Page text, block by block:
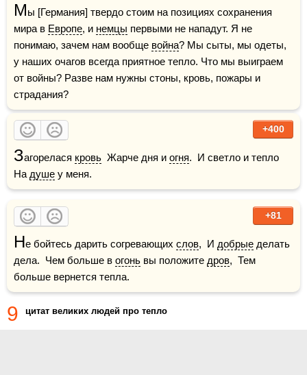
Мы [Германия] твердо стоим на позициях сохранения
мира в Европе, и немцы первыми не нападут. Я не
понимаю, зачем нам вообще война? Мы сыты, мы одеты,
у наших очагов всегда приятное тепло. Что мы выиграем
от войны? Разве нам нужны стоны, кровь, пожары и
страдания?
+400
Загорелася кровь
  Жарче дня и
огня.  И светло и тепло
На душе у меня.
+81
Не бойтесь дарить согревающих слов,  И добрые делать
дела.  Чем больше в огонь вы положите дров,  Тем
больше вернется тепла.
9 цитат великих людей про тепло